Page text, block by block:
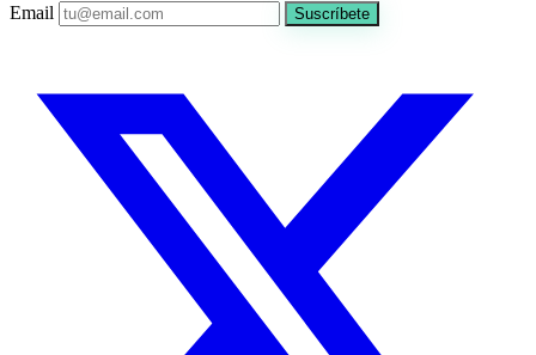
Email Suscríbete